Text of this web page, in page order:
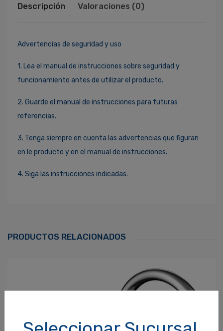
Descripción Valoraciones (0)
Advertencias de seguridad y uso
1. Lea el manual de instrucciones sobre seguridad y
funcionamiento antes de utilizar el producto.
2. Guarde el manual de instrucciones para futuras
referencias.
3. Tenga siempre en cuenta las advertencias que figuran
en le producto y en el manual de instrucciones.
4. Siga las instrucciones indicadas.
PRODUCTOS RELACIONADOS